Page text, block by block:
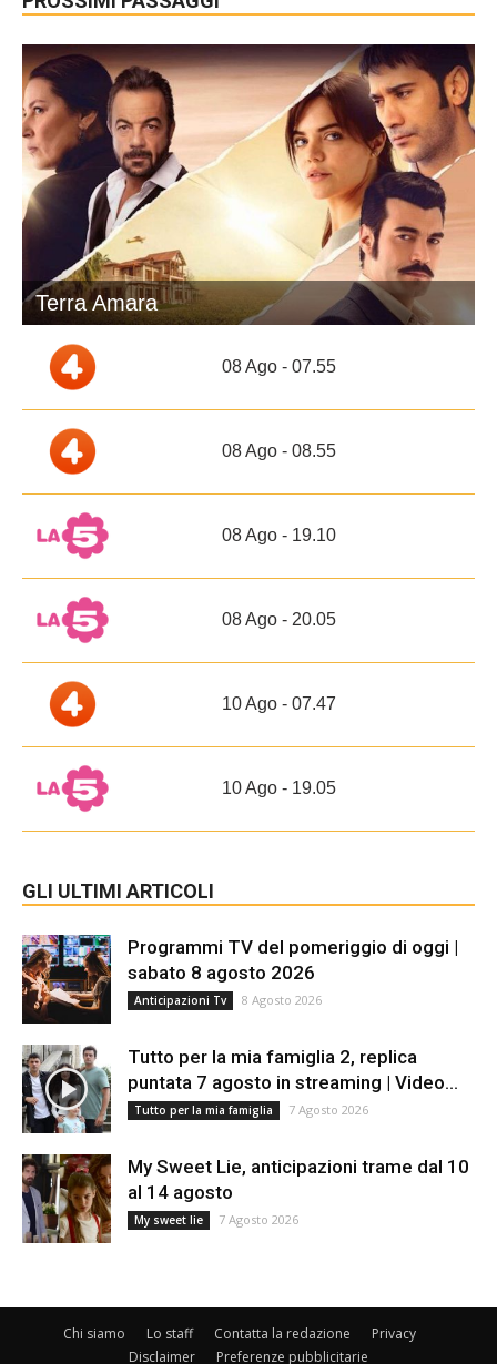
Terra Amara
08 Ago - 07.55
08 Ago - 08.55
08 Ago - 19.10
08 Ago - 20.05
10 Ago - 07.47
10 Ago - 19.05
GLI ULTIMI ARTICOLI
Programmi TV del pomeriggio di oggi |
sabato 8 agosto 2026
Anticipazioni Tv 8 Agosto 2026
Tutto per la mia famiglia 2, replica
puntata 7 agosto in streaming | Video...
Tutto per la mia famiglia 7 Agosto 2026
My Sweet Lie, anticipazioni trame dal 10
al 14 agosto
My sweet lie 7 Agosto 2026
Chi siamo Lo staff Contatta la redazione
Privacy
Disclaimer
Preferenze pubblicitarie